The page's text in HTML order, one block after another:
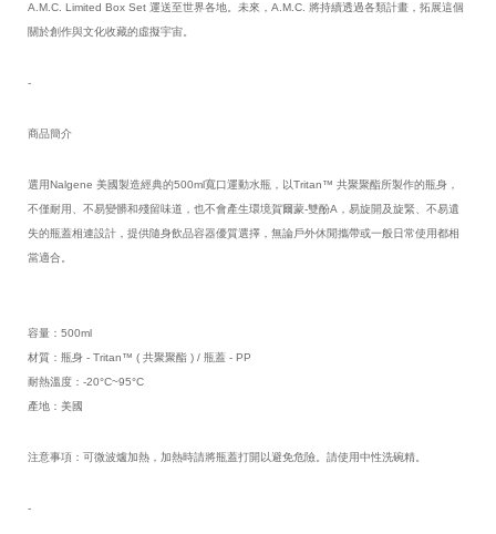
A.M.C. Limited Box Set 運送至世界各地。未來，A.M.C. 將持續透過各類計畫，拓展這個
關於創作與文化收藏的虛擬宇宙。
-
商品簡介
選用Nalgene 美國製造經典的500ml寬口運動水瓶，以Tritan™ 共聚聚酯所製作的瓶身，
不僅耐用、不易變髒和殘留味道，也不會產生環境賀爾蒙-雙酚A，易旋開及旋緊、不易遺
失的瓶蓋相連設計，提供隨身飲品容器優質選擇，無論戶外休閒攜帶或一般日常使用都相
當適合。
容量：500ml
材質：瓶身 - Tritan™ ( 共聚聚酯 ) / 瓶蓋 - PP
耐熱溫度：-20°C~95°C
產地：美國
注意事項：可微波爐加熱，加熱時請將瓶蓋打開以避免危險。請使用中性洗碗精。
-